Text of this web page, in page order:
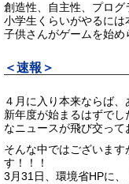
創造性、自主性、プログ
小学生くらいがやるには
子供さんがゲームを始
＜速報＞
４月に入り本来ならば
新年度が始まるはずで
なニュースが飛び交って
そんな中ではございま
す！！！
3月31日、環境省HPに